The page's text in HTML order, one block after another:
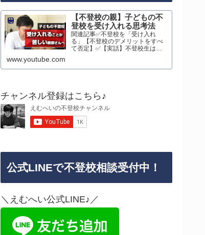
【不登校の親】子どもの不
登校を受け入れる思考法
関連記事✅不登校を「受け入れ
る」【不登校のデメリットをすべ
て否定】✅【実話】不登校生は通
BLOG
www.youtube.com
チャンネル登録はこちら♪
公式LINEで不登校相談受付中！
＼えむへい公式LINE♪／